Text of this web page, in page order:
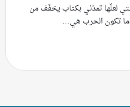
لعلّها تمدّني بكتاب يخفّف من
تكون الحرب هي…